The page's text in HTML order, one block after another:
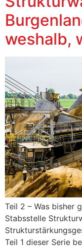
weshalb,
Teil 2 – Was bisher
Stabsstelle
Teil 1 dieser Serie